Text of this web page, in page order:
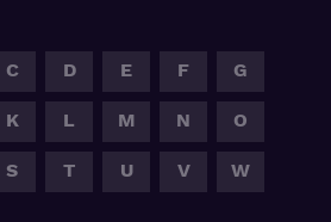
C D E F G
K L M N O
S T U V W